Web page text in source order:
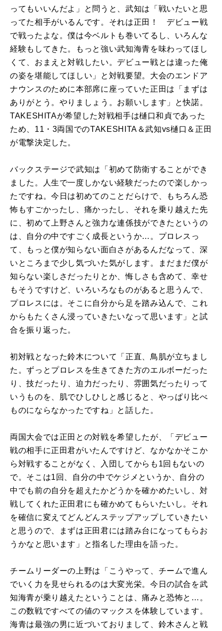
ってもいいんだよ」と問うと、武知は「戦いたいと思
ってた相手がいるんです。それは正田！ デビュー戦
で戦ったよな。僕は今ベルトも巻いてるし、いろんな
経験もしてきた。もっと強い武知海青を味わってほし
くて、おまえと対戦したい。デビュー戦とは違った俺
の姿を堪能してほしい」と対戦要望。大会のエンドア
ナウンスのために本部席に座っていた正田は「まずは
ありがとう。やりましょう。お願いします」と快諾。
TAKESHITAが希望した対戦相手は樋口和貞であった
ため、11・3両国でのTAKESHITA＆武知vs樋口＆正田
が電撃決定した。
バックステージで武知は「初めて防衛することができ
ました。人生で一度しかない経験だったので楽しかっ
たですね。今日は初めてのことだらけで、もちろん恐
怖もすごかったし、痛かったし、それを乗り越えた先
に、初めて上野さんと強力な連係技ができたというの
は、自分の中ですごく成長というか…。プロレスっ
て、もっと僕が知らない面白さがあるんだなって、深
いところまで少し気づいた気がします。まだまだ僕が
知らない楽しさだったりとか、悔しさも含めて、幸せ
もそうですけど、いろいろなものがあると思うんで、
プロレスには。そこに自分から足を踏み込んで、これ
からもたくさん浸っていきたいなって思います」と試
合を振り返った。
初対戦となった鈴木について「正直、鳥肌が立ちまし
た。ずっとプロレスを生きてきた方のエルボーだった
り、技だったり、迫力だったり、雰囲気だったりって
いうものを、肌でひしひしと感じると、やっぱり比べ
ものにならなかったですね」と話した。
両国大会では正田との対戦を希望したが、「デビュー
戦の相手に正田君がいたんですけど、なかなかそこか
ら対戦することがなく、入団してからも1回もないの
で。そこは1回、自分の中でケジメというか、自分の
中でも前の自分を超えたかどうかを確かめたいし、対
戦してくれた正田君にも確かめてもらいたいし。それ
を確信に変えてどんどんステップアップしていきたい
と思うので、まずは正田君には踏み台になってもらお
うかなと思います」と指名した理由を語った。
チームリーダーの上野は「こうやって、チームで進ん
でいく力を見せられるのは大変光栄。今日の試合を武
知海青が乗り越えたということは、痛みと恐怖と…。
この数戦ですべての値のマックスを体験しています。
海青は最強の男に近づいておりまして、鈴木さんと戦